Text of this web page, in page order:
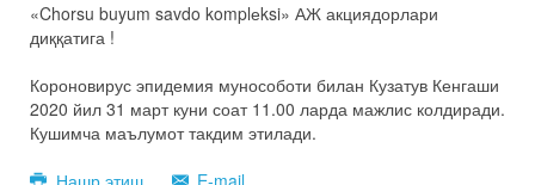
«Chorsu buyum savdo komplеksi» АЖ акциядорлари
диққатига !
Короновирус эпидемия мунособоти билан Кузатув Кенгаши
2020 йил 31 март куни соат 11.00 ларда мажлис колдиради.
Кушимча маълумот такдим этилади.
Нашр этиш
E-mail